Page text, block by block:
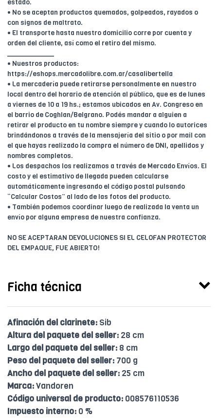
estado.
• No se aceptan productos quemados, golpeados, rayados o
con signos de maltrato.
• El transporte hasta nuestro domicilio corre por cuenta y
orden del cliente, así como el retiro del mismo.
____________
• Nuestros productos:
https://eshops.mercadolibre.com.ar/casalibertella
• La mercadería puede retirarse personalmente en nuestro
local dentro del horario de atención al público, que es de lunes
a viernes de 10 a 19 hs.; estamos ubicados en Av. Congreso en
el barrio de Coghlan/Belgrano. Podés mandar a alguien a
retirar el producto en tu nombre siempre y cuando lo autorices
brindándonos a través de la mensajería del sitio o por mail con
el que hayas realizado la compra el número de DNI, apellidos y
nombres completos.
• Los despachos los realizamos a través de Mercado Envíos. El
costo y el estimativo de llegada pueden calcularse
automáticamente ingresando el código postal pulsando
“Calcular Costos” al lado de las fotos del producto.
• También podemos coordinar luego de realizada la venta un
envío por alguna empresa de nuestra confianza.
NO SE ACEPTARAN DEVOLUCIONES SI EL CELOFAN PROTECTOR
DEL EMPAQUE, FUE ABIERTO!
Ficha técnica
Afinación del clarinete: Sib
Altura del paquete del seller: 28 cm
Largo del paquete del seller: 8 cm
Peso del paquete del seller: 700 g
Ancho del paquete del seller: 25 cm
Marca:Vandoren
Código universal de producto: 008576110536
Impuesto interno: 0 %